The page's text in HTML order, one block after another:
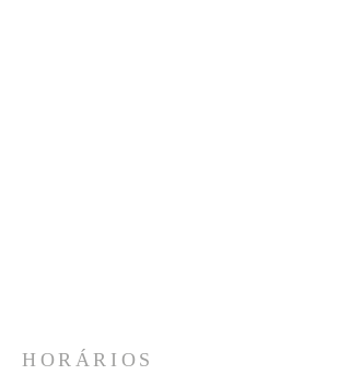
HORÁRIOS